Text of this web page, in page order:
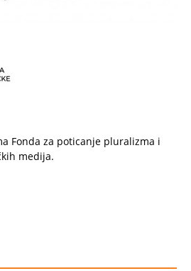
Fonda za poticanje pluralizma i
medija.